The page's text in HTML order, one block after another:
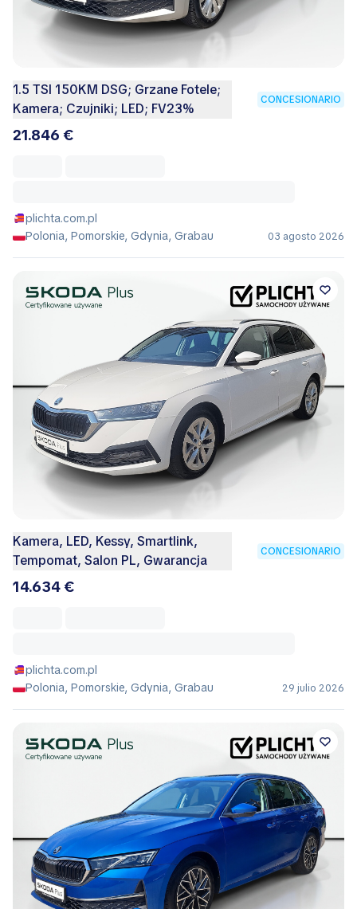
1.5 TSI 150KM DSG; Grzane Fotele;
Kamera; Czujniki; LED; FV23%
CONCESIONARIO
21.846 €
plichta.com.pl
Polonia, Pomorskie, Gdynia, Grabau
03 agosto 2026
Kamera, LED, Kessy, Smartlink,
Tempomat, Salon PL, Gwarancja
CONCESIONARIO
14.634 €
plichta.com.pl
Polonia, Pomorskie, Gdynia, Grabau
29 julio 2026